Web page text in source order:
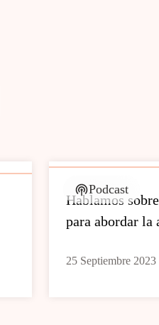
Podcast
Hablamos
para abordar la
25 Septiembre 2023